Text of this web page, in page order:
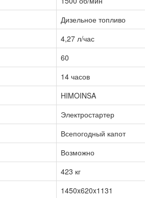
Дизельное топливо
4,27 л/час
60
14 часов
HIMOINSA
Электростартер
Всепогодный капот
Возможно
423 кг
1450x620x1131